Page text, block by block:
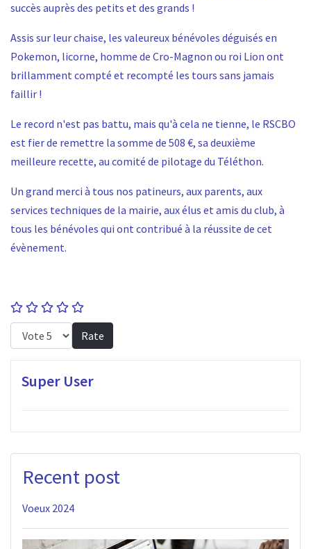
succès auprès des petits et des grands !
Assis sur leur chaise, les valeureux bénévoles déguisés en
Pokemon, licorne, homme de Cro-Magnon ou roi Lion ont
brillamment compté et recompté les tours sans jamais
faillir !
Le record n'est pas battu, mais qu'à cela ne tienne, le RSCBO
est fier de remettre la somme de 508 €, sa deuxième
meilleure recette, au comité de pilotage du Téléthon.
Un grand merci à tous nos patineurs, aux parents, aux
services techniques de la mairie, aux élus et amis du club, à
tous les bénévoles qui ont contribué à la réussite de cet
évènement.
User Rating: 0/
Please Rate
Super User
Recent post
Voeux 2024